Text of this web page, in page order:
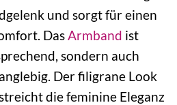
und sorgt für einen
Das Armband ist
sondern auch
Der filigrane Look
die feminine Eleganz